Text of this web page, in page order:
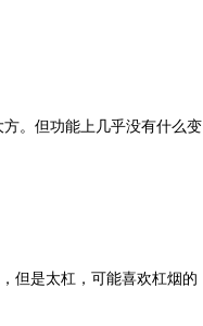
。但功能上几乎没有什么变
但是太杠，可能喜欢杠烟的